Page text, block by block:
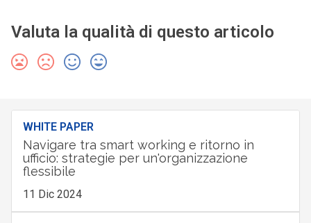
Valuta la qualità di questo articolo
WHITE PAPER
Navigare tra smart working e ritorno in
ufficio: strategie per un'organizzazione
flessibile
11 Dic 2024